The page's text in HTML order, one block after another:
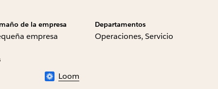
de la empresa
empresa
Departamentos
Operaciones, Servicio
Loom